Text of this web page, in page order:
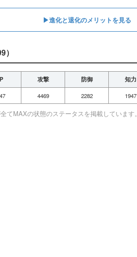
▶︎進化と退化のメリットを見る
攻撃 防御 知力
4469 2282 1947
てMAXの状態のステータスを掲載しています。